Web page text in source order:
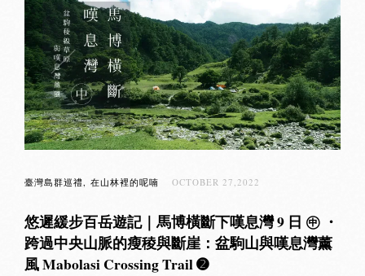
臺灣島群巡禮 在山林裡的呢喃 OCTOBER 27,2022
悠遲緩步百岳遊記｜馬博橫斷下嘆息灣 9 日 ㊥ ・
跨過中央山脈的瘦稜與斷崖：盆駒山與嘆息灣薰
風 Mabolasi Crossing Trail ➋